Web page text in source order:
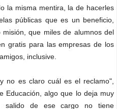
la misma mentira, la de hacerles
públicas que es un beneficio,
que miles de alumnos del
gratis para las empresas de los
inclusive.
no es claro cuál es el reclamo",
Educación, algo que lo deja muy
salido de ese cargo no tiene